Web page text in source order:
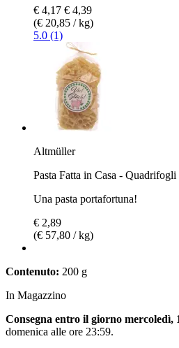
€ 4,17 € 4,39
(€ 20,85 / kg)
5.0 (1)
Altmüller
Pasta Fatta in Casa - Quadrifogli
Una pasta portafortuna!
€ 2,89
(€ 57,80 / kg)
Contenuto: 200 g
In Magazzino
Consegna entro il giorno mercoledì,
domenica alle ore 23:59.